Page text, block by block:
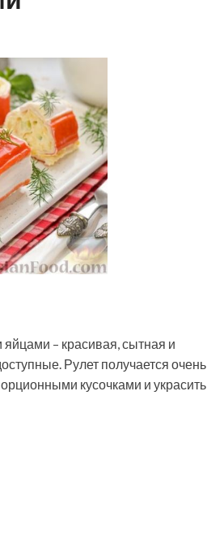
яйцами – красивая, сытная и
Рулет получается очень
кусочками и украсить